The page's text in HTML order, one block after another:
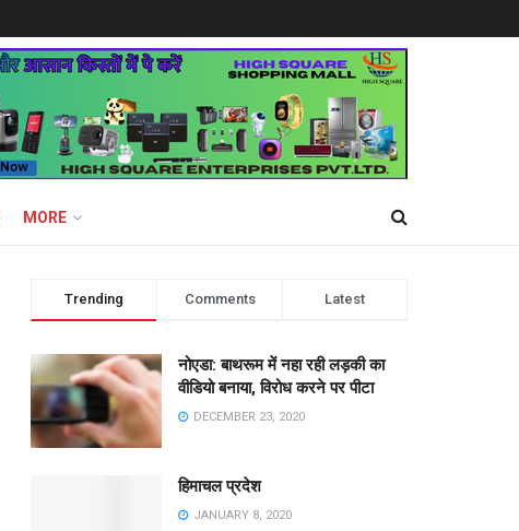
MORE
Trending Comments Latest
नोएडा: बाथरूम में नहा रही लड़की का
वीडियो बनाया, विरोध करने पर पीटा
DECEMBER 23, 2020
हिमाचल प्रदेश
JANUARY 8, 2020